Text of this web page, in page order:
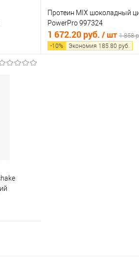
Протеин MIX шоколадный
PowerPro 997324
1 672.20 руб. / шт 1 858
-10% Экономия 185.80 руб.